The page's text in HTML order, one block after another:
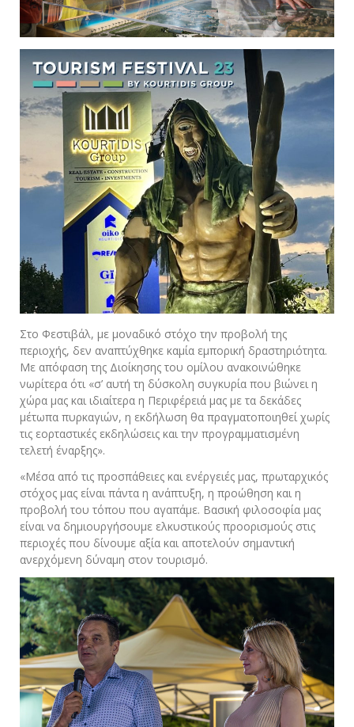
Στο Φεστιβάλ, με μοναδικό στόχο την προβολή της
περιοχής, δεν αναπτύχθηκε καμία εμπορική δραστηριότητα.
Με απόφαση της Διοίκησης του ομίλου ανακοινώθηκε
νωρίτερα ότι «σ’ αυτή τη δύσκολη συγκυρία που βιώνει η
χώρα μας και ιδιαίτερα η Περιφέρειά μας με τα δεκάδες
μέτωπα πυρκαγιών, η εκδήλωση θα πραγματοποιηθεί χωρίς
τις εορταστικές εκδηλώσεις και την προγραμματισμένη
τελετή έναρξης».
«Μέσα από τις προσπάθειες και ενέργειές μας, πρωταρχικός
στόχος μας είναι πάντα η ανάπτυξη, η προώθηση και η
προβολή του τόπου που αγαπάμε. Βασική φιλοσοφία μας
είναι να δημιουργήσουμε ελκυστικούς προορισμούς στις
περιοχές που δίνουμε αξία και αποτελούν σημαντική
ανερχόμενη δύναμη στον τουρισμό.